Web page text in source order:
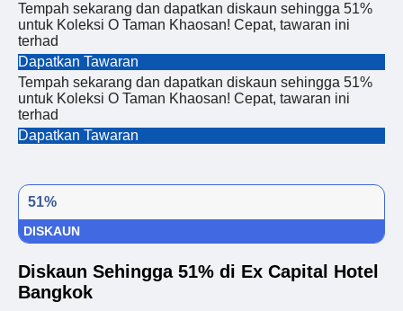
Tempah sekarang dan dapatkan diskaun sehingga 51%
untuk Koleksi O Taman Khaosan! Cepat, tawaran ini
terhad
Dapatkan Tawaran
Tempah sekarang dan dapatkan diskaun sehingga 51%
untuk Koleksi O Taman Khaosan! Cepat, tawaran ini
terhad
Dapatkan Tawaran
51%
DISKAUN
Diskaun Sehingga 51% di Ex Capital Hotel
Bangkok